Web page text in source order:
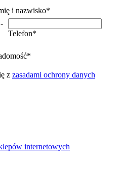
i nazwisko*
Telefon*
*
z zasadami ochrony danych
internetowych